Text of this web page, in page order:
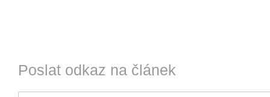
Poslat odkaz na článek